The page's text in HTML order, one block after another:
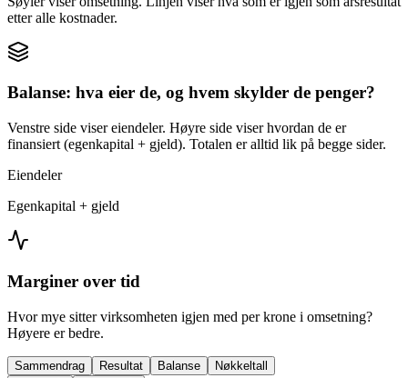
etter alle kostnader.
Balanse: hva eier de, og hvem skylder de penger?
Venstre side viser eiendeler. Høyre side viser hvordan de er
finansiert (egenkapital + gjeld). Totalen er alltid lik på begge sider.
Eiendeler
Egenkapital + gjeld
Marginer over tid
Hvor mye sitter virksomheten igjen med per krone i omsetning?
Høyere er bedre.
Sammendrag Resultat Balanse
Nøkkeltall